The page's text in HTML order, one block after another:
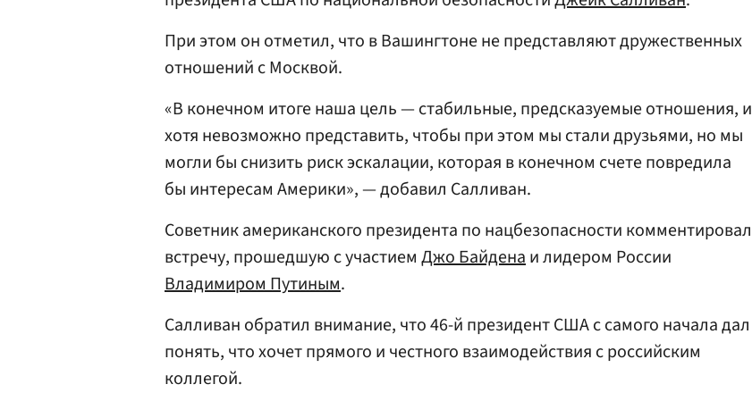
При этом он отметил, что в Вашингтоне не представляют дружественных
отношений с Москвой.
«В конечном итоге наша цель — стабильные, предсказуемые отношения, и
хотя невозможно представить, чтобы при этом мы стали друзьями, но мы
могли бы снизить риск эскалации, которая в конечном счете повредила
бы интересам Америки», — добавил Салливан.
Советник американского президента по нацбезопасности комментировал
встречу, прошедшую с участием Джо Байденаи лидером России
Владимиром Путиным.
Салливан обратил внимание, что 46-й президент США с самого начала дал
понять, что хочет прямого и честного взаимодействия с российским
коллегой.